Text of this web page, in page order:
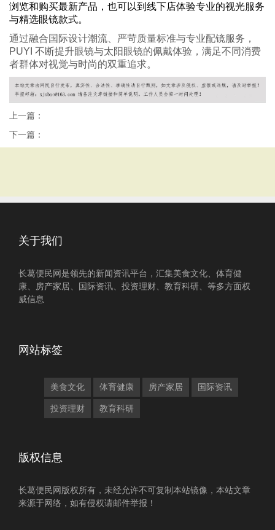
浏览和购买最新产品，也可以到线下店体验专业的视光服务
与精选眼镜款式。
通过融合国际设计潮流、严苛质量标准与专业配镜服务，
PUYI 不断提升眼镜与太阳眼镜的佩戴体验，满足不同消费
者群体对视觉与时尚的双重追求。
上一篇：
下一篇：
关于我们
长葛便民网是领先的新闻资讯平台，汇集美食文化、体育健
康、房产家居、国际资讯、投资理财、教育科研、等多方面权
威信息
网站标签
美食文化 体育健康 房产家居 国际资讯
投资理财 教育科研
版权信息
长葛便民网版权所有，未经允许不可复制本站镜像，本站文章
来源于网络，如有侵权请邮件举报！